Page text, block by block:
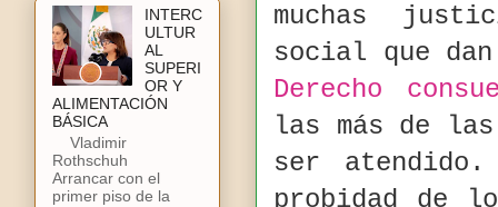
muchas
social que
Derecho
las más de
ser
probidad de
INTERC
ULTUR
AL
SUPERI
OR Y
ALIMENTACIÓN
BÁSICA
Vladimir
Rothschuh
Arrancar con el
primer piso de la